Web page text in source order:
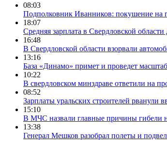
08:03
Подполковник Иванников: покушение на
18:07
Средняя зарплата в Свердловской области
16:48
В Свердловской области взорвали
13:16
База «Динамо» примет и проведет
10:22
В свердловском минздраве ответили на
08:52
Зарплаты уральских строителей рванули
15:10
В МЧС назвали главные причины гибели
13:38
Генерал Мешков разобрал полеты и